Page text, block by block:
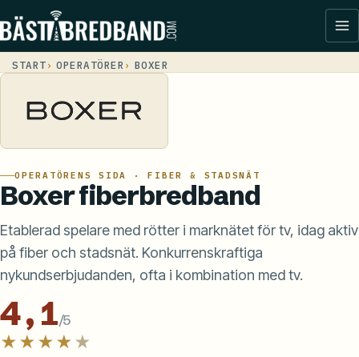
START OPERATÖRER BOXER
OPERATÖRENS SIDA · FIBER & STADSNÄT
Boxer fiberbredband
Etablerad spelare med rötter i marknätet för tv, idag aktiv
på fiber och stadsnät. Konkurrenskraftiga
nykundserbjudanden, ofta i kombination med tv.
4,1/5
★★★★ ★